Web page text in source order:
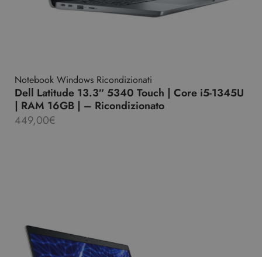
Notebook Windows Ricondizionati
Dell Latitude 13.3″ 5340 Touch | Core i5-1345U
| RAM 16GB | – Ricondizionato
449,00€